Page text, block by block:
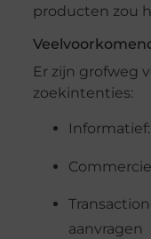
producten zou
Er zijn grofweg
zoekintenties:
aanvragen